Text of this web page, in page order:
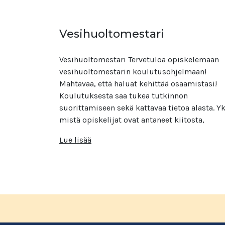
Vesihuoltomestari
Vesihuoltomestari Tervetuloa opiskelemaan
vesihuoltomestarin koulutusohjelmaan!
Mahtavaa, että haluat kehittää osaamistasi!
Koulutuksesta saa tukea tutkinnon
suorittamiseen sekä kattavaa tietoa alasta.
mistä opiskelijat ovat antaneet kiitosta,
Lue lisää